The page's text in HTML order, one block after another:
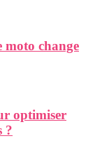
moto change
optimiser
?